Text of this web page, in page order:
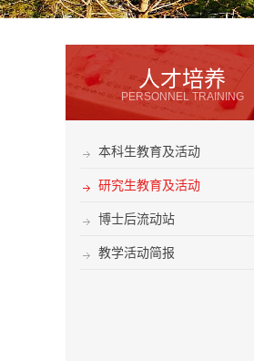
人才培养
PERSONNEL TRAINING
本科生教育及活动
研究生教育及活动
博士后流动站
教学活动简报